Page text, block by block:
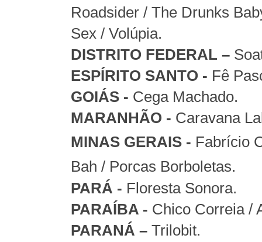
Roadsider / The Drunks
Sex / Volúpia.
DISTRITO FEDERAL –
ESPÍRITO SANTO - Fê
GOIÁS - Cega Machado.
MARANHÃO - Caravana
MINAS GERAIS - Fabrício
Bah / Porcas Borboletas.
PARÁ - Floresta Sonora.
PARAÍBA - Chico Correia /
PARANÁ – Trilobit.